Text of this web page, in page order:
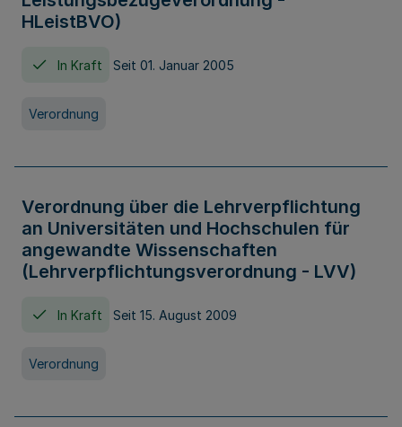
HLeistBVO)
In Kraft Seit 01. Januar 2005
Verordnung
Verordnung über die Lehrverpflichtung
an Universitäten und Hochschulen für
angewandte Wissenschaften
(Lehrverpflichtungsverordnung - LVV)
In Kraft Seit 15. August 2009
Verordnung